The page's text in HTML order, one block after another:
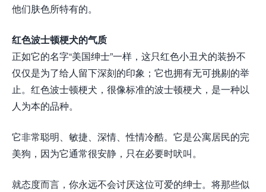
他们肤色所特有的。
红色波士顿梗犬的气质
正如它的名字“美国绅士”一样，这只红色小丑犬的装扮不
仅仅是为了给人留下深刻的印象；它也拥有无可挑剔的举
止。红色波士顿梗犬，很像标准的波士顿梗犬，是一种以
人为本的品种。
它非常聪明、敏捷、深情、性情冷酷。它是公寓居民的完
美狗，因为它通常很安静，只在必要时吠叫。
就态度而言，你永远不会讨厌这位可爱的绅士。将那些似